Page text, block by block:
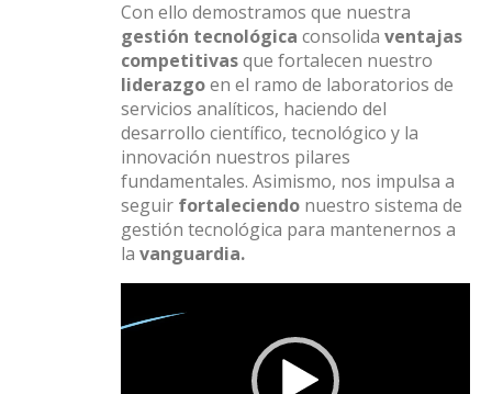
Con ello demostramos que nuestra
gestión tecnológica consolida ventajas
competitivasque fortalecen nuestro
liderazgoen el ramo de laboratorios de
servicios analíticos, haciendo del
desarrollo científico, tecnológico y la
innovación nuestros pilares
fundamentales. Asimismo, nos impulsa a
seguir fortaleciendo nuestro sistema de
gestión tecnológica para mantenernos a
la vanguardia.